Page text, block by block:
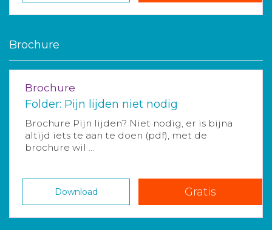
Brochure
Brochure
Folder: Pijn lijden niet nodig
Brochure Pijn lijden? Niet nodig, er is bijna
altijd iets te aan te doen (pdf), met de
brochure wil ...
Download Gratis